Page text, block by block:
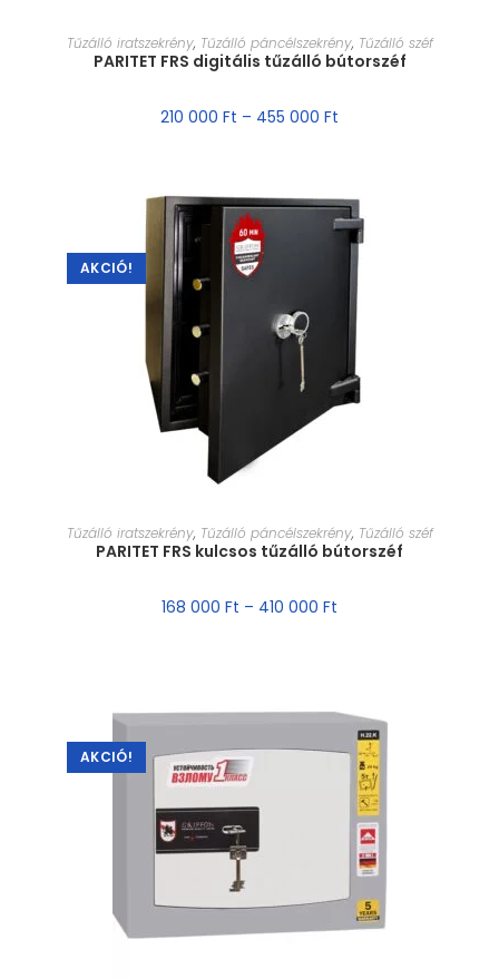
MÉRET VÁLASZTÁSA
Tűzálló iratszekrény, Tűzálló páncélszekrény, Tűzálló széf
PARITET FRS digitális tűzálló bútorszéf
210 000 Ft – 455 000 Ft
AKCIÓ!
MÉRET VÁLASZTÁSA
Tűzálló iratszekrény, Tűzálló páncélszekrény, Tűzálló széf
PARITET FRS kulcsos tűzálló bútorszéf
168 000 Ft – 410 000 Ft
AKCIÓ!